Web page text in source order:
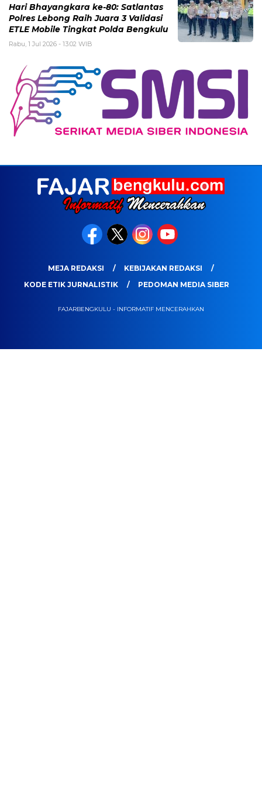
Hari Bhayangkara ke-80: Satlantas
Polres Lebong Raih Juara 3 Validasi
ETLE Mobile Tingkat Polda Bengkulu
Rabu, 1 Jul 2026 - 13:02 WIB
MEJA REDAKSI
KEBIJAKAN REDAKSI
KODE ETIK JURNALISTIK
PEDOMAN MEDIA SIBER
FAJARBENGKULU - INFORMATIF MENCERAHKAN